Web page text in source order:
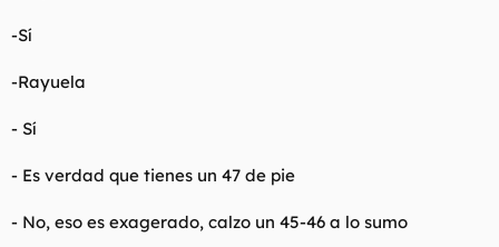
-Sí
-Rayuela
- Sí
- Es verdad que tienes un 47 de pie
- No, eso es exagerado, calzo un 45-46 a lo sumo